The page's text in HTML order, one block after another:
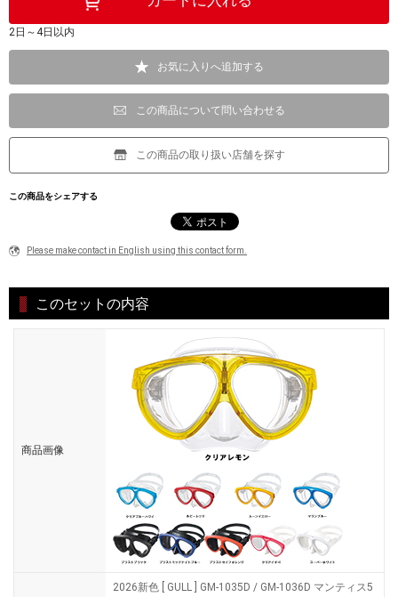
2日～4日以内
お気に入りへ追加する
この商品について問い合わせる
この商品の取り扱い店舗を探す
この商品をシェアする
Please make contact in English using this contact form.
このセットの内容
商品画像
2026新色 [ GULL ] GM-1035D / GM-1036D マンティス5